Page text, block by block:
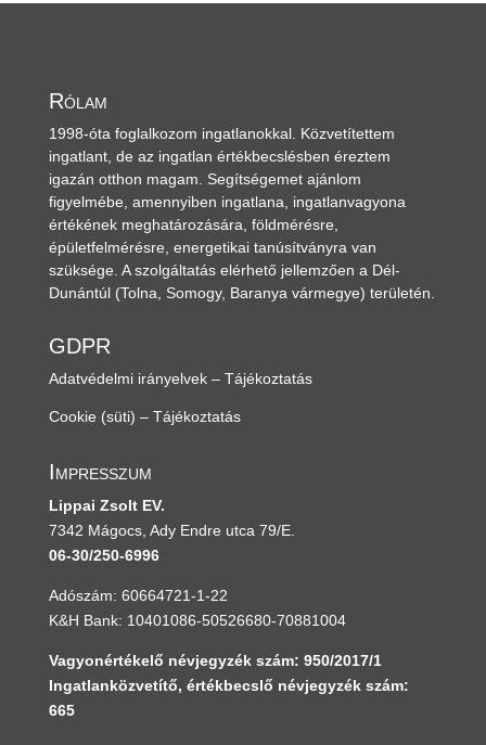
Rólam
1998-óta foglalkozom ingatlanokkal. Közvetítettem
ingatlant, de az ingatlan értékbecslésben éreztem
igazán otthon magam. Segítségemet ajánlom
figyelmébe, amennyiben ingatlana, ingatlanvagyona
értékének meghatározására, földmérésre,
épületfelmérésre, energetikai tanúsítványra van
szüksége. A szolgáltatás elérhető jellemzően a Dél-
Dunántúl (Tolna, Somogy, Baranya vármegye) területén.
GDPR
Adatvédelmi irányelvek – Tájékoztatás
Cookie (süti) – Tájékoztatás
Impresszum
Lippai Zsolt EV.
7342 Mágocs, Ady Endre utca 79/E.
06-30/250-6996
Adószám: 60664721-1-22
K&H Bank: 10401086-50526680-70881004
Vagyonértékelő névjegyzék szám: 950/2017/1
Ingatlanközvetítő, értékbecslő névjegyzék szám:
665